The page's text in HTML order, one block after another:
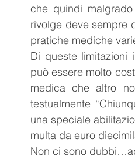
che quindi
rivolge deve sempre
pratiche mediche
Di queste limitazioni
può essere molto
medica che altro
testualmente
una speciale
multa da euro
Non ci sono